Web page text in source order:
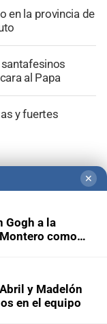
en la provincia de
al Papa
y fuertes
✕
Gogh a la
como
y Madelón
en el equipo